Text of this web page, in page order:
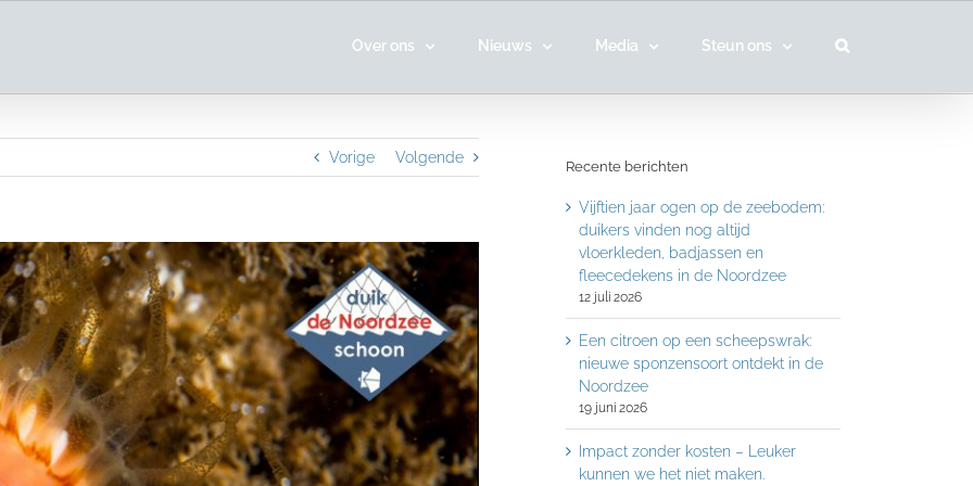
Over ons Nieuws Media Steun ons
Vorige Volgende
Recente berichten
Vijftien jaar ogen op de zeebodem:
duikers vinden nog altijd
vloerkleden, badjassen en
fleecedekens in de Noordzee
12 juli 2026
Een citroen op een scheepswrak:
nieuwe sponzensoort ontdekt in de
Noordzee
19 juni 2026
Impact zonder kosten – Leuker
kunnen we het niet maken.